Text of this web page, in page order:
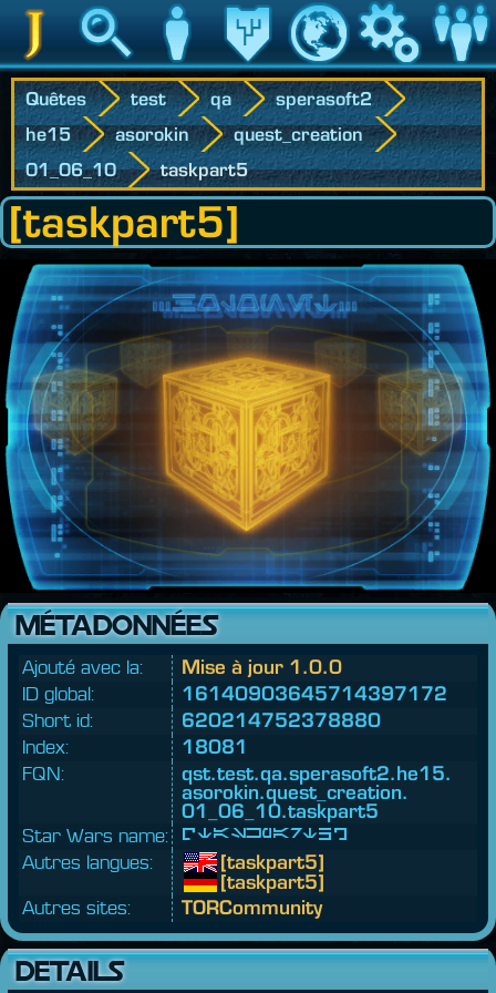
Jedipedia RecherchePersonnageHéritage Monde Jeu
Quêtes test qa
sperasoft2
he15
asorokin
quest_creation
01_06_10
taskpart5
[taskpart5]
MÉTADONNÉES
Ajouté avec la:
Mise à jour 1.0.0
ID global:
16140903645714397172
Short id:
620214752378880
Index:
18081
FQN:
qst.test.qa.sperasoft2.he15.
asorokin.quest_creation.
01_06_10.taskpart5
Star Wars name:
[taskpart5]
Autres langues:
[taskpart5]
[taskpart5]
Autres sites:
TORCommunity
DETAILS